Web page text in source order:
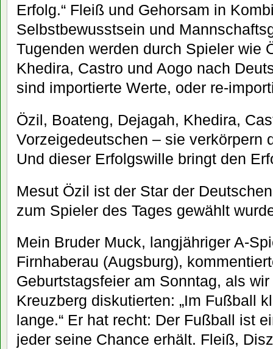
Erfolg.“ Fleiß und Gehorsam in
Selbstbewusstsein und
Tugenden werden durch Spieler wie
Khedira, Castro und Aogo nach
sind importierte Werte, oder re-
Özil, Boateng, Dejagah, Khedira,
Vorzeigedeutschen – sie verkörpern
Und dieser Erfolgswille bringt den
Mesut Özil ist der Star der
zum Spieler des Tages gewählt
Mein Bruder Muck, langjähriger A-
Firnhaberau (Augsburg),
Geburtstagsfeier am Sonntag, als
Kreuzberg diskutierten: „Im Fußball
lange.“ Er hat recht: Der Fußball ist
jeder seine Chance erhält. Fleiß,